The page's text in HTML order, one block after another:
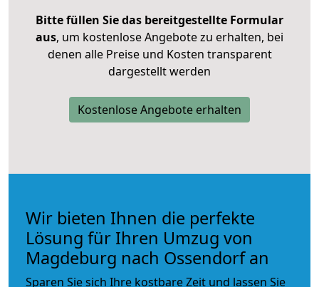
Bitte füllen Sie das bereitgestellte Formular
aus, um kostenlose Angebote zu erhalten, bei
denen alle Preise und Kosten transparent
dargestellt werden
Kostenlose Angebote erhalten
Wir bieten Ihnen die perfekte
Lösung für Ihren Umzug von
Magdeburg nach Ossendorf an
Sparen Sie sich Ihre kostbare Zeit und lassen Sie